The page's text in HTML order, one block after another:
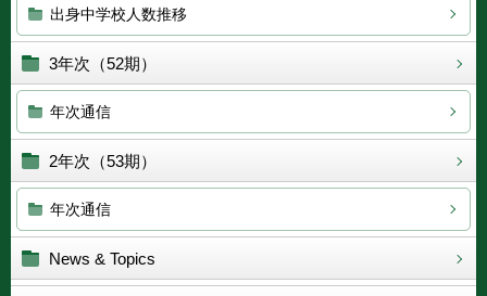
出身中学校人数推移
3年次（52期）
年次通信
2年次（53期）
年次通信
News & Topics